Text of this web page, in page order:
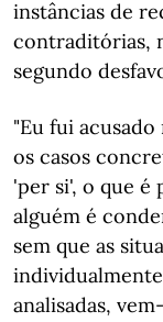
instâncias de
contraditórias,
segundo
"Eu fui
os casos
'per si', o que é
alguém é
sem que as
individualmente
analisadas,